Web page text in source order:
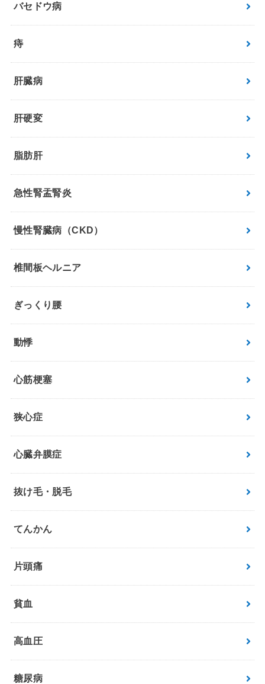
バセドウ病
痔
肝臓病
肝硬変
脂肪肝
急性腎盂腎炎
慢性腎臓病（CKD）
椎間板ヘルニア
ぎっくり腰
動悸
心筋梗塞
狭心症
心臓弁膜症
抜け毛・脱毛
てんかん
片頭痛
貧血
高血圧
糖尿病